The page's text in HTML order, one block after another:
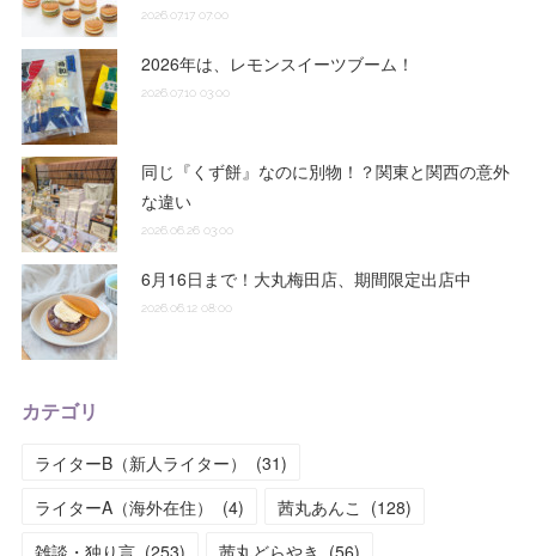
2026.07.17 07:00
2026年は、レモンスイーツブーム！
2026.07.10 03:00
同じ『くず餅』なのに別物！？関東と関西の意外
な違い
2026.06.26 03:00
6月16日まで！大丸梅田店、期間限定出店中
2026.06.12 08:00
カテゴリ
ライターB（新人ライター） (31)
ライターA（海外在住）
(4) 茜丸あんこ (128)